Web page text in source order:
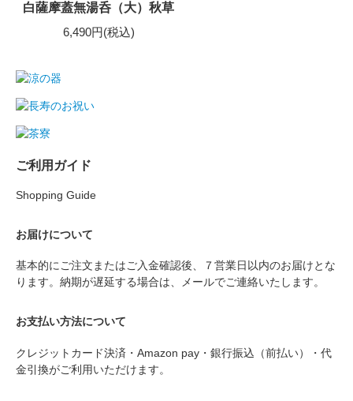
白薩摩蓋無湯呑（大）秋草
6,490円(税込)
ご利用ガイド
Shopping Guide
お届けについて
基本的にご注文またはご入金確認後、７営業日以内のお届けとな
ります。納期が遅延する場合は、メールでご連絡いたします。
お支払い方法について
クレジットカード決済・Amazon pay・銀行振込（前払い）・代
金引換がご利用いただけます。